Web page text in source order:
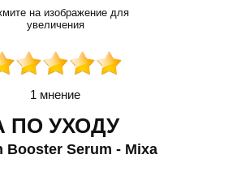
на изображение для
увеличения
1 мнение
ПО УХОДУ
Booster Serum - Mixa